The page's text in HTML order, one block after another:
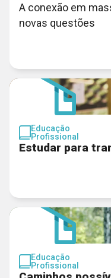
A conexão em
novas questões
Educação
Profissional
Estudar para
Educação
Profissional